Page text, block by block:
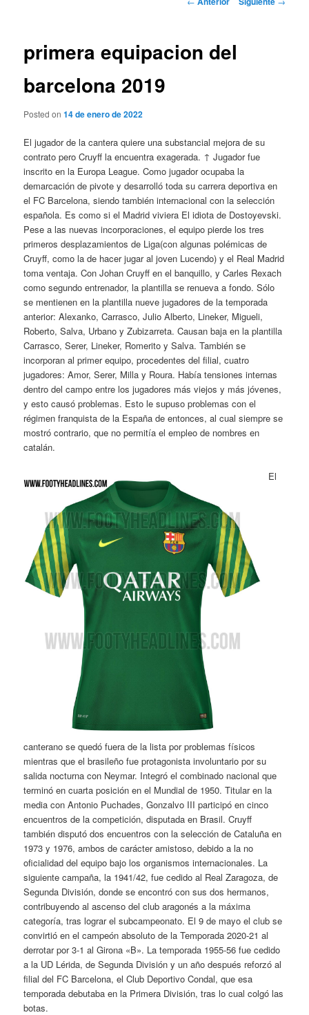
primera equipacion del
barcelona 2019
Posted on14 de enero de 2022
El jugador de la cantera quiere una substancial mejora de su
contrato pero Cruyff la encuentra exagerada. ↑ Jugador fue
inscrito en la Europa League. Como jugador ocupaba la
demarcación de pivote y desarrolló toda su carrera deportiva en
el FC Barcelona, siendo también internacional con la selección
española. Es como si el Madrid viviera El idiota de Dostoyevski.
Pese a las nuevas incorporaciones, el equipo pierde los tres
primeros desplazamientos de Liga(con algunas polémicas de
Cruyff, como la de hacer jugar al joven Lucendo) y el Real Madrid
toma ventaja. Con Johan Cruyff en el banquillo, y Carles Rexach
como segundo entrenador, la plantilla se renueva a fondo. Sólo
se mentienen en la plantilla nueve jugadores de la temporada
anterior: Alexanko, Carrasco, Julio Alberto, Lineker, Migueli,
Roberto, Salva, Urbano y Zubizarreta. Causan baja en la plantilla
Carrasco, Serer, Lineker, Romerito y Salva. También se
incorporan al primer equipo, procedentes del filial, cuatro
jugadores: Amor, Serer, Milla y Roura. Había tensiones internas
dentro del campo entre los jugadores más viejos y más jóvenes,
y esto causó problemas. Esto le supuso problemas con el
régimen franquista de la España de entonces, al cual siempre se
mostró contrario, que no permitía el empleo de nombres en
catalán.
El
canterano se quedó fuera de la lista por problemas físicos
mientras que el brasileño fue protagonista involuntario por su
salida nocturna con Neymar. Integró el combinado nacional que
terminó en cuarta posición en el Mundial de 1950. Titular en la
media con Antonio Puchades, Gonzalvo III participó en cinco
encuentros de la competición, disputada en Brasil. Cruyff
también disputó dos encuentros con la selección de Cataluña en
1973 y 1976, ambos de carácter amistoso, debido a la no
oficialidad del equipo bajo los organismos internacionales. La
siguiente campaña, la 1941/42, fue cedido al Real Zaragoza, de
Segunda División, donde se encontró con sus dos hermanos,
contribuyendo al ascenso del club aragonés a la máxima
categoría, tras lograr el subcampeonato. El 9 de mayo el club se
convirtió en el campeón absoluto de la Temporada 2020-21 al
derrotar por 3-1 al Girona «B». La temporada 1955-56 fue cedido
a la UD Lérida, de Segunda División y un año después reforzó al
filial del FC Barcelona, el Club Deportivo Condal, que esa
temporada debutaba en la Primera División, tras lo cual colgó las
botas.